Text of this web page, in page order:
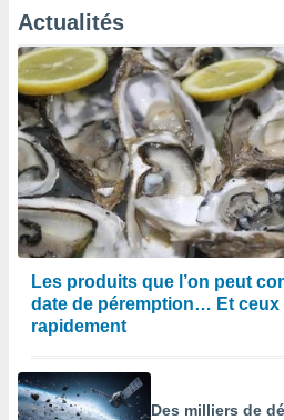
Actualités
Les produits que l’on peut
date de péremption… Et ceux
rapidement
Des milliers de